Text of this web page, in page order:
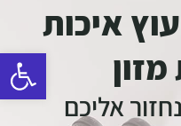
פתח
איכות
אליכם